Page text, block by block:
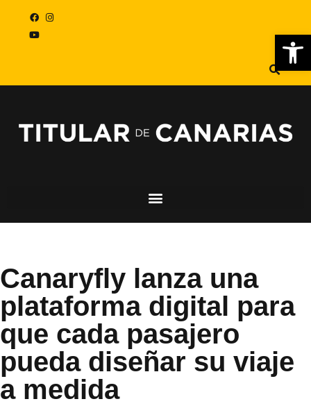
Canaryfly lanza una
plataforma digital para
que cada pasajero
pueda diseñar su viaje
a medida